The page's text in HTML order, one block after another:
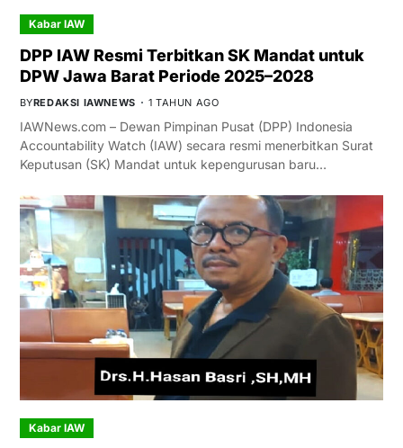
Kabar IAW
DPP IAW Resmi Terbitkan SK Mandat untuk
DPW Jawa Barat Periode 2025–2028
BYREDAKSI IAWNEWS 1 TAHUN AGO
IAWNews.com – Dewan Pimpinan Pusat (DPP) Indonesia
Accountability Watch (IAW) secara resmi menerbitkan Surat
Keputusan (SK) Mandat untuk kepengurusan baru…
Kabar IAW